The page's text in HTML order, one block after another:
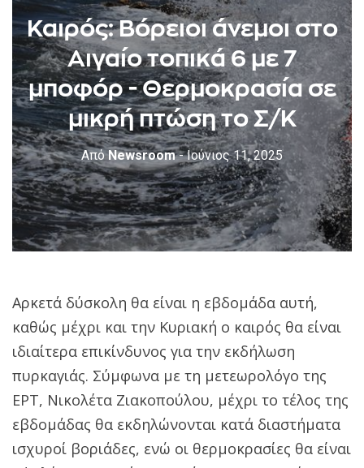
Καιρός: Βόρειοι άνεμοι στο
Αιγαίο τοπικά 6 με 7
μποφόρ - Θερμοκρασία σε
μικρή πτώση το Σ/Κ
ΑπόNewsroom - Ιούνιος 11, 2025
Αρκετά δύσκολη θα είναι η εβδομάδα αυτή,
καθώς μέχρι και την Κυριακή ο καιρός θα είναι
ιδιαίτερα επικίνδυνος για την εκδήλωση
πυρκαγιάς. Σύμφωνα με τη μετεωρολόγο της
ΕΡΤ, Νικολέτα Ζιακοπούλου, μέχρι το τέλος της
εβδομάδας θα εκδηλώνονται κατά διαστήματα
ισχυροί βοριάδες, ενώ οι θερμοκρασίες θα είναι